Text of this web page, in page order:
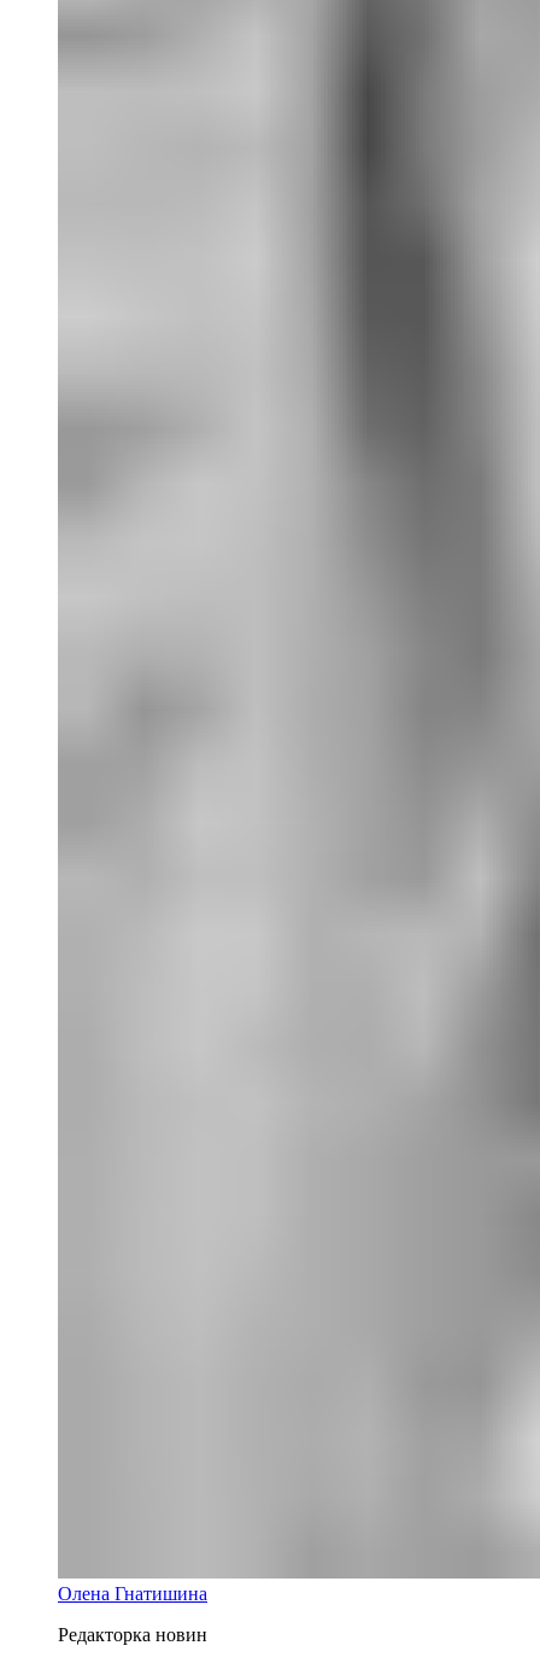
Олена Гнатишина
Редакторка новин